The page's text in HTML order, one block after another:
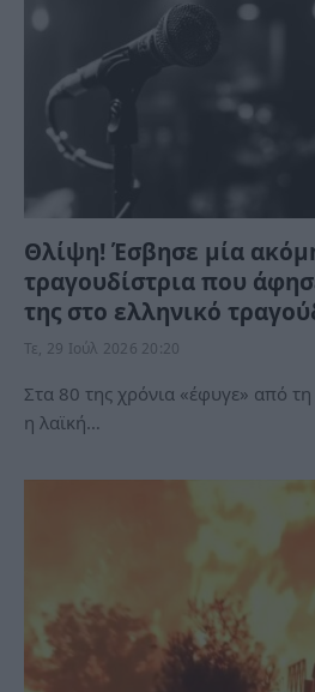
Θλίψη! Έσβησε μία
τραγουδίστρια που
της στο ελληνικό
Τε, 29 Ιούλ 2026 20:20
Στα 80 της χρόνια «έφυγε» από
η λαϊκή…